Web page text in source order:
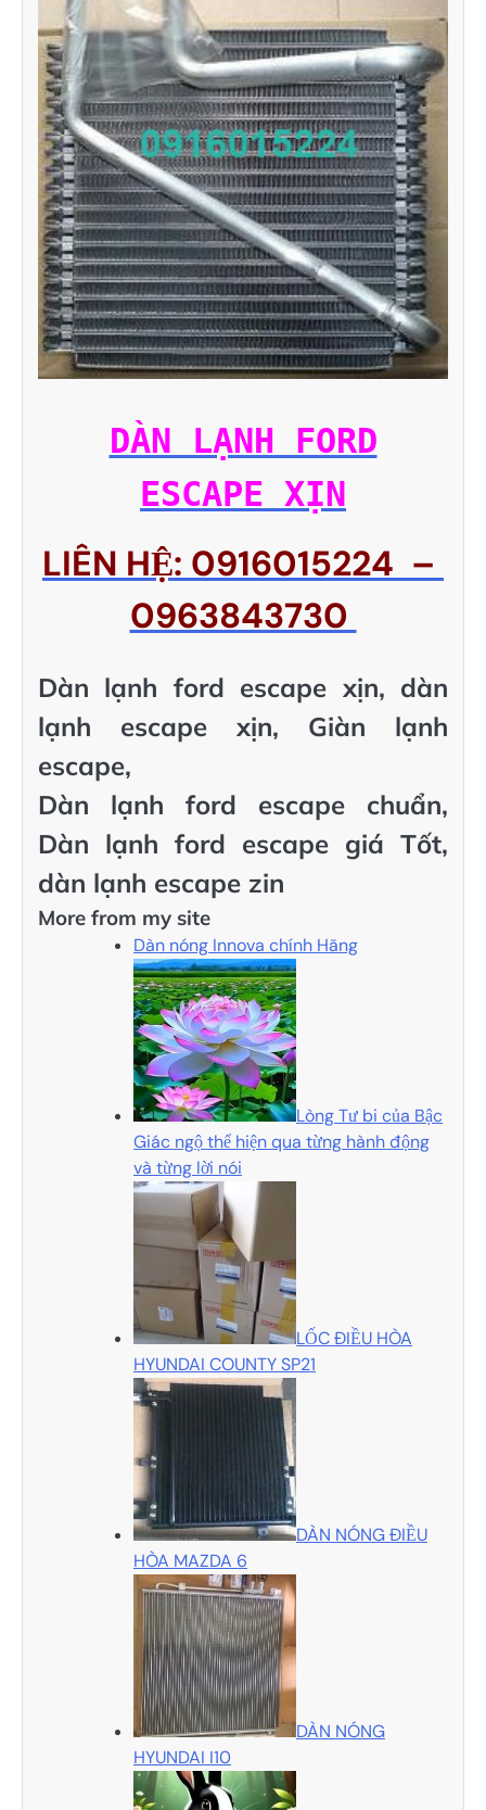
DÀN LẠNH FORD
ESCAPE XỊN
LIÊN HỆ: 0916015224 –
0963843730
Dàn lạnh ford escape xịn, dàn
lạnh escape xịn, Giàn lạnh
escape,
Dàn lạnh ford escape chuẩn,
Dàn lạnh ford escape giá Tốt,
dàn lạnh escape zin
More from my site
Dàn nóng Innova chính Hãng
Lòng Tư bi của Bậc
Giác ngộ thể hiện qua từng hành động
và từng lời nói
LỐC ĐIỀU HÒA
HYUNDAI COUNTY SP21
DÀN NÓNG ĐIỀU
HÒA MAZDA 6
DÀN NÓNG
HYUNDAI I10